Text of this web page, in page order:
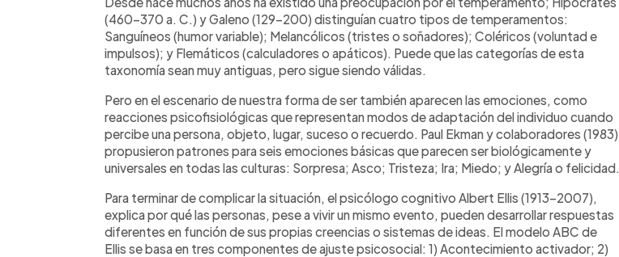
(460-370 a. C.) y Galeno (129-200) distinguían cuatro tipos de temperamentos:
Sanguíneos (humor variable); Melancólicos (tristes o soñadores); Coléricos (voluntad e
impulsos); y Flemáticos (calculadores o apáticos). Puede que las categorías de esta
taxonomía sean muy antiguas, pero sigue siendo válidas.
Pero en el escenario de nuestra forma de ser también aparecen las emociones, como
reacciones psicofisiológicas que representan modos de adaptación del individuo cuando
percibe una persona, objeto, lugar, suceso o recuerdo. Paul Ekman y colaboradores (1983)
propusieron patrones para seis emociones básicas que parecen ser biológicamente y
universales en todas las culturas: Sorpresa; Asco; Tristeza; Ira; Miedo; y Alegría o felicidad.
Para terminar de complicar la situación, el psicólogo cognitivo Albert Ellis (1913-2007),
explica por qué las personas, pese a vivir un mismo evento, pueden desarrollar respuestas
diferentes en función de sus propias creencias o sistemas de ideas. El modelo ABC de
Ellis se basa en tres componentes de ajuste psicosocial: 1) Acontecimiento activador; 2)